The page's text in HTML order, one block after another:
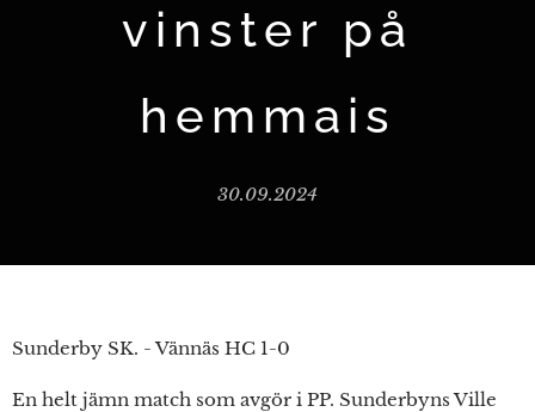
vinster på
hemmais
30.09.2024
Sunderby SK. - Vännäs HC 1-0
En helt jämn match som avgör i PP. Sunderbyns Ville